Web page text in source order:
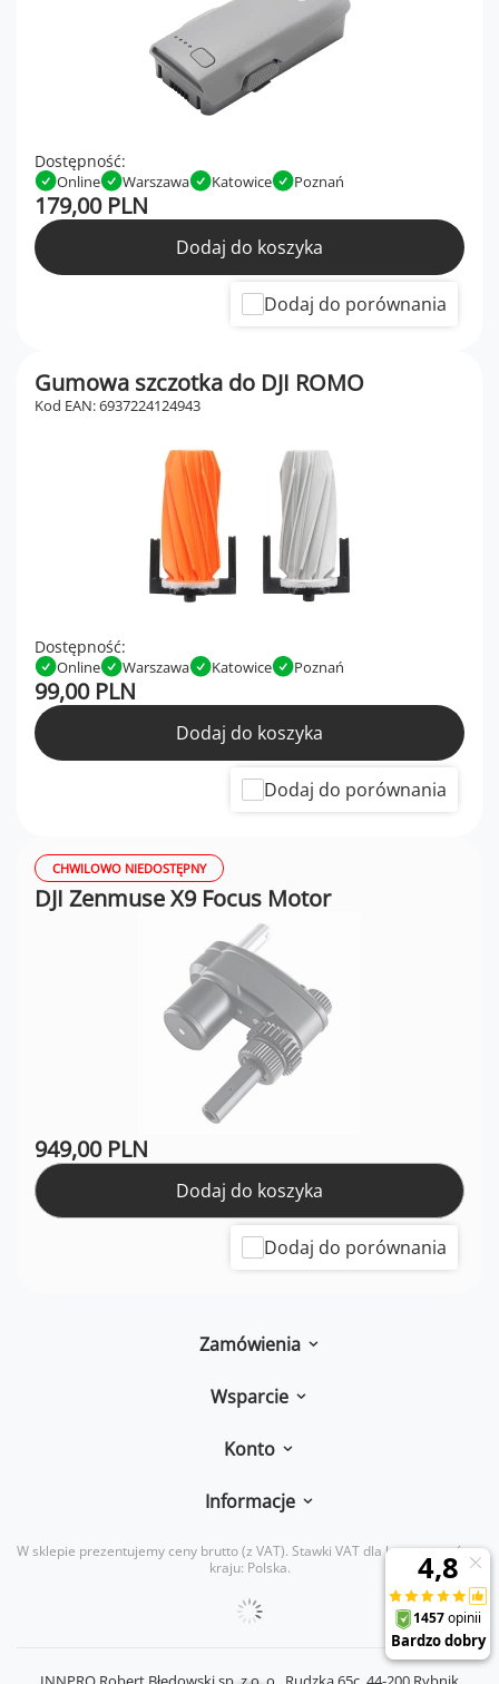
Dostępność:
Online Warszawa Katowice Poznań
179,00 PLN
Dodaj do koszyka
Dodaj do porównania
Gumowa szczotka do DJI ROMO
Kod EAN: 6937224124943
Dostępność:
Online Warszawa Katowice Poznań
99,00 PLN
Dodaj do koszyka
Dodaj do porównania
CHWILOWO NIEDOSTĘPNY
DJI Zenmuse X9 Focus Motor
949,00 PLN
Dodaj do koszyka
Dodaj do porównania
Zamówienia
Wsparcie
Konto
Informacje
W sklepie prezentujemy ceny brutto (z VAT). Stawki VAT dla konsumentów z
kraju: Polska.